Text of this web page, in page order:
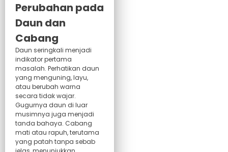
Perubahan pada
Daun dan
Cabang
Daun seringkali menjadi
indikator pertama
masalah. Perhatikan daun
yang menguning, layu,
atau berubah warna
secara tidak wajar.
Gugurnya daun di luar
musimnya juga menjadi
tanda bahaya. Cabang
mati atau rapuh, terutama
yang patah tanpa sebab